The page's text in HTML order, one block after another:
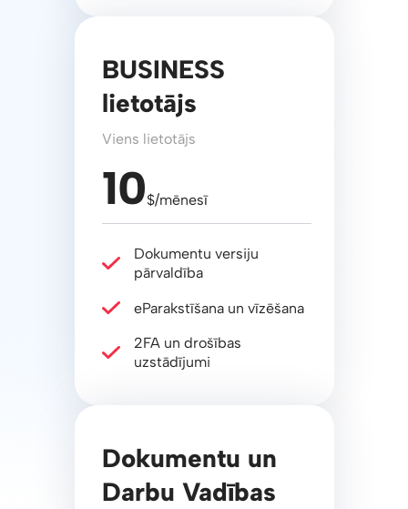
BUSINESS
lietotājs
Viens lietotājs
10$/mēnesī
Dokumentu versiju
pārvaldība
eParakstīšana un vīzēšana
2FA un drošības
uzstādījumi
Dokumentu un
Darbu Vadības